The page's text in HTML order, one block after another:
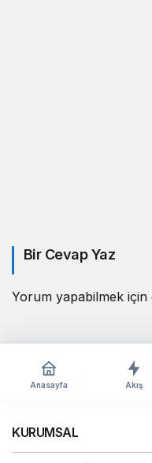
Bir Cevap Yaz
Yorum yapabilmek için
Anasayfa Akış
KURUMSAL